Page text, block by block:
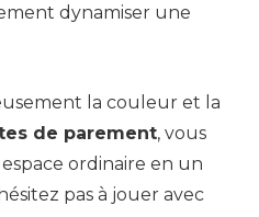
dynamiser une
la couleur et la
de parement, vous
ordinaire en un
pas à jouer avec